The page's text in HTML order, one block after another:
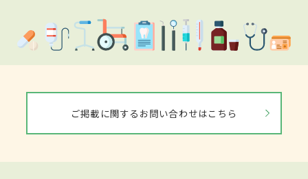
ご掲載に関するお問い合わせはこちら